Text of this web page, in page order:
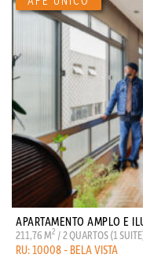
APARTAMENTO AMPLO E
211,76 M2 / 2 QUARTOS (1
RU: 10008 - BELA VISTA